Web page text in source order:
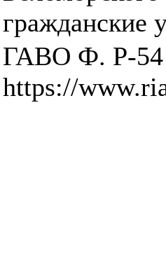
гражданские
ГАВО Ф. Р-54
https://